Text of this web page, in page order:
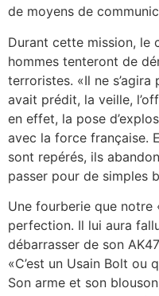
de moyens de
Durant cette mission, le
hommes tenteront de
terroristes. «Il ne
avait prédit, la veille,
en effet, la pose
avec la force française.
sont repérés, ils
passer pour de simples
Une fourberie que notre
perfection. Il lui aura
débarrasser de son
«C’est un Usain Bolt ou
Son arme et son